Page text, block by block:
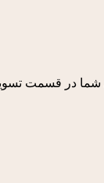
شما در قسمت